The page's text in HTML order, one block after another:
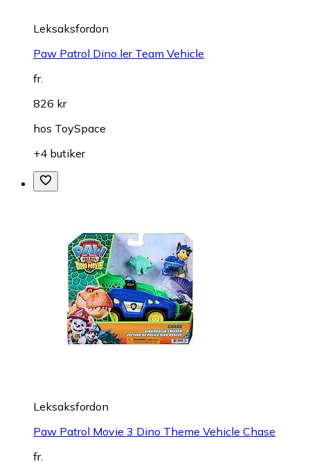
Leksaksfordon
Paw Patrol Dino ler Team Vehicle
fr.
826 kr
hos ToySpace
+4 butiker
Leksaksfordon
Paw Patrol Movie 3 Dino Theme Vehicle Chase
fr.